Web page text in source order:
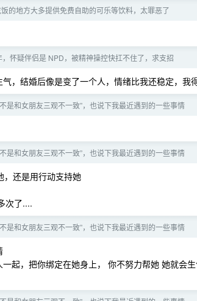
的地方大多提供免费自助的可乐等饮料，太罪恶了
，怀疑伴侣是 NPD，被精神操控快扛不住了，求支招
，结婚后像是变了一个人，情绪比我还稳定，我
是和女朋友三观不一致”，也说下我最近遇到的一些事情
是和女朋友三观不一致”，也说下我最近遇到的一些事情
，还是用行动支持她
次了....
是和女朋友三观不一致”，也说下我最近遇到的一些事情
起，把你绑定在她身上， 你不努力帮她 她就会